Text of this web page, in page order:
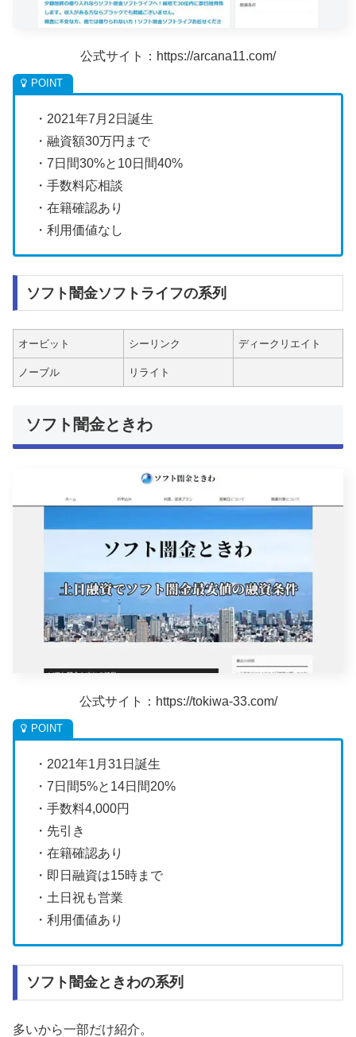
公式サイト：https://arcana11.com/
・2021年7月2日誕生
・融資額30万円まで
・7日間30%と10日間40%
・手数料応相談
・在籍確認あり
・利用価値なし
ソフト闇金ソフトライフの系列
オービット シーリンク ディークリエイト
ノーブル リライト
ソフト闇金ときわ
公式サイト：https://tokiwa-33.com/
・2021年1月31日誕生
・7日間5%と14日間20%
・手数料4,000円
・先引き
・在籍確認あり
・即日融資は15時まで
・土日祝も営業
・利用価値あり
ソフト闇金ときわの系列
多いから一部だけ紹介。